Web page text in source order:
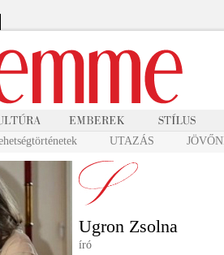
UTAZÁS
Ugron Zsolna
író